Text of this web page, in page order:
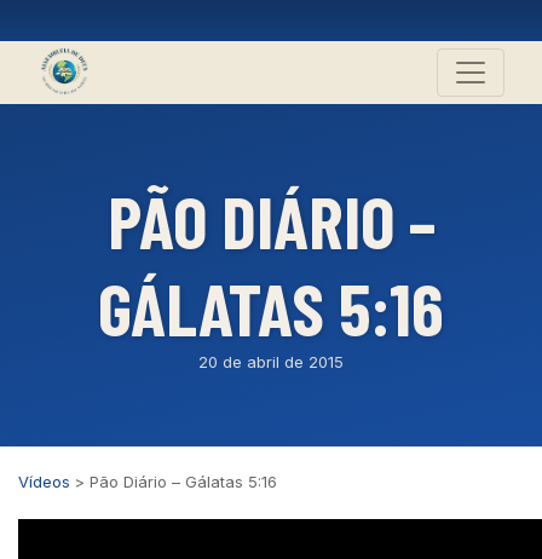
PÃO DIÁRIO –
GÁLATAS 5:16
20 de abril de 2015
Vídeos > Pão Diário – Gálatas 5:16